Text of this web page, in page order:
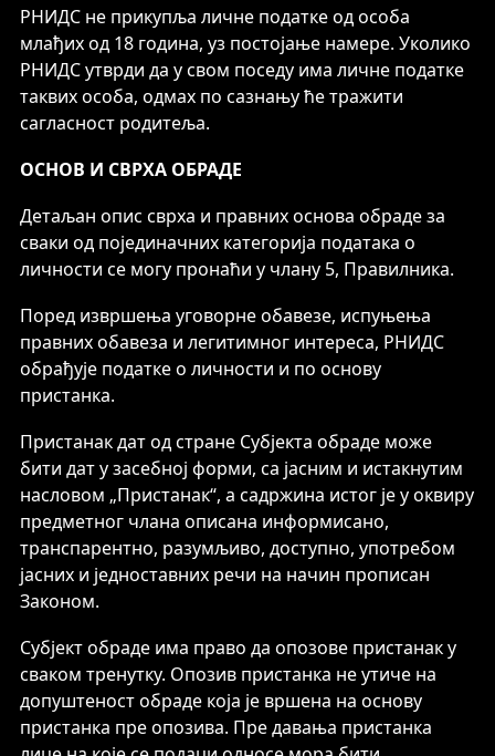
РНИДС не прикупља личне податке од особа
млађих од 18 година, уз постојање намере. Уколико
РНИДС утврди да у свом поседу има личне податке
таквих особа, одмах по сазнању ће тражити
сагласност родитеља.
ОСНОВ И СВРХА ОБРАДЕ
Детаљан опис сврха и правних основа обраде за
сваки од појединачних категорија података о
личности се могу пронаћи у члану 5, Правилника.
Поред извршења уговорне обавезе, испуњења
правних обавеза и легитимног интереса, РНИДС
обрађује податке о личности и по основу
пристанка.
Пристанак дат од стране Субјекта обраде може
бити дат у засебној форми, са јасним и истакнутим
насловом „Пристанак“, а садржина истог је у оквиру
предметног члана описана информисано,
транспарентно, разумљиво, доступно, употребом
јасних и једноставних речи на начин прописан
Законом.
Субјект обраде има право да опозове пристанак у
сваком тренутку. Опозив пристанка не утиче на
допуштеност обраде која је вршена на основу
пристанка пре опозива. Пре давања пристанка